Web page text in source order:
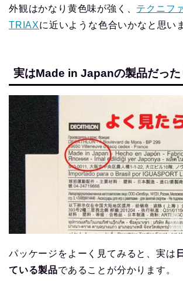
外観はかなり黄色味が強く、 テクニフ
TRIAXに近いような色合いかなと思い
実はMade in Japanの製品だった
パッケージをよーく見てみると、実は
ている製品であることが分かります。